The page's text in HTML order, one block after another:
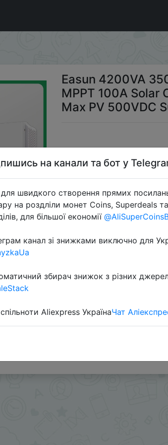
Solar Inverter 24V Built MPPT 100A
Easun 4200VA
MPPT 100A Solar
Max PV 500VDC
+ купон продавца $9.87
на канали та бот у
швидкого створення прямих
на роздліли монет Coins, Superdeals
для більшої економії
канал зі знижками виключно для
збирач знижок з різних
Aliexpress УкраїнаЧат